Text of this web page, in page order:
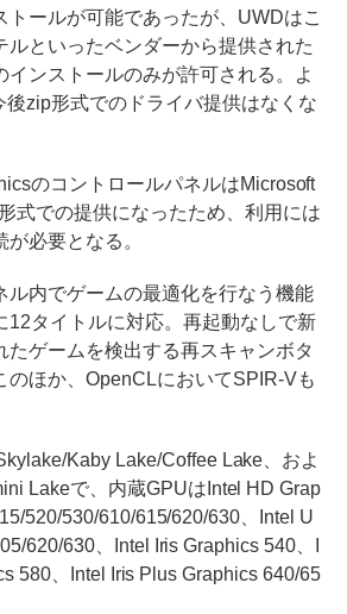
トールが可能であったが、UWDはこ
ルといったベンダーから提供された
インストールのみが許可される。よ
後zip形式でのドライバ提供はなくな
のコントロールパネルはMicrosoft
式での提供になったため、利用には
必要となる。
内でゲームの最適化を行なう機能
12タイトルに対応。再起動なしで新
たゲームを検出する再スキャンボタ
のほか、OpenCLにおいてSPIR-Vも
Kaby Lake/Coffee Lake、およ
Lakeで、内蔵GPUはIntel HD Grap
520/530/610/615/620/630、Intel U
620/630、Intel Iris Graphics 540、I
580、Intel Iris Plus Graphics 640/65